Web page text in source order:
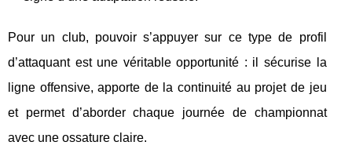
Pour un club, pouvoir s’appuyer sur ce type de profil
d’attaquant est une véritable opportunité : il sécurise la
ligne offensive, apporte de la continuité au projet de jeu
et permet d’aborder chaque journée de championnat
avec une ossature claire.